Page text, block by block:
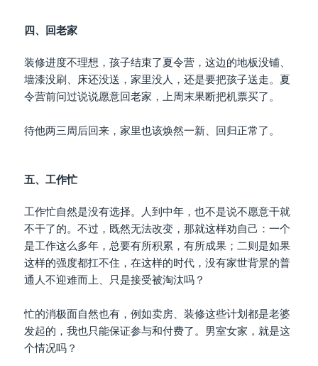
四、回老家
装修进度不理想，孩子结束了夏令营，这边的地板没铺、
墙漆没刷、床还没送，家里没人，还是要把孩子送走。夏
令营前问过说说愿意回老家，上周末果断把机票买了。
待他两三周后回来，家里也该焕然一新、回归正常了。
五、工作忙
工作忙自然是没有选择。人到中年，也不是说不愿意干就
不干了的。不过，既然无法改变，那就这样劝自己：一个
是工作这么多年，总要有所积累，有所成果；二则是如果
这样的强度都扛不住，在这样的时代，没有家世背景的普
通人不迎难而上、只是接受被淘汰吗？
忙的消极面自然也有，例如卖房、装修这些计划都是老婆
发起的，我也只能保证参与和付费了。男室女家，就是这
个情况吗？